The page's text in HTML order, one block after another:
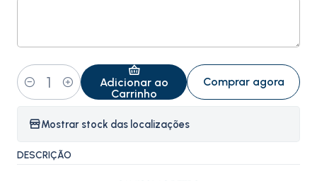
Quantidade
Adicionar ao
Carrinho
Comprar agora
Mostrar stock das localizações
DESCRIÇÃO